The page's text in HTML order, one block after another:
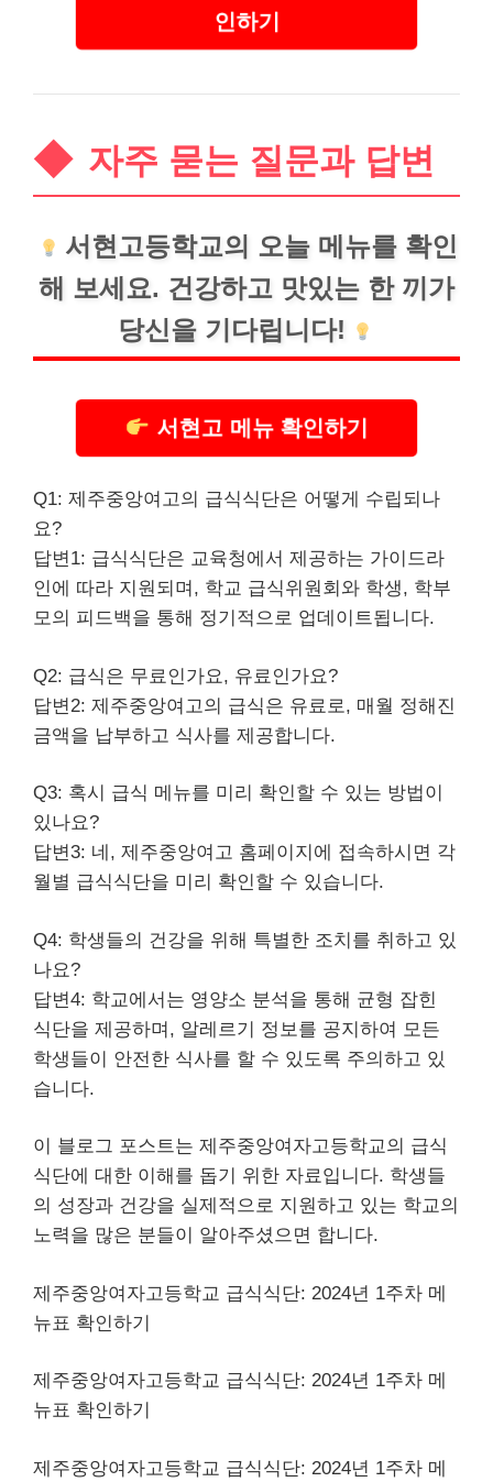
인하기
자주 묻는 질문과 답변
서현고등학교의 오늘 메뉴를 확인
해 보세요. 건강하고 맛있는 한 끼가
당신을 기다립니다!
서현고 메뉴 확인하기
Q1: 제주중앙여고의 급식식단은 어떻게 수립되나
요?
답변1: 급식식단은 교육청에서 제공하는 가이드라
인에 따라 지원되며, 학교 급식위원회와 학생, 학부
모의 피드백을 통해 정기적으로 업데이트됩니다.
Q2: 급식은 무료인가요, 유료인가요?
답변2: 제주중앙여고의 급식은 유료로, 매월 정해진
금액을 납부하고 식사를 제공합니다.
Q3: 혹시 급식 메뉴를 미리 확인할 수 있는 방법이
있나요?
답변3: 네, 제주중앙여고 홈페이지에 접속하시면 각
월별 급식식단을 미리 확인할 수 있습니다.
Q4: 학생들의 건강을 위해 특별한 조치를 취하고 있
나요?
답변4: 학교에서는 영양소 분석을 통해 균형 잡힌
식단을 제공하며, 알레르기 정보를 공지하여 모든
학생들이 안전한 식사를 할 수 있도록 주의하고 있
습니다.
이 블로그 포스트는 제주중앙여자고등학교의 급식
식단에 대한 이해를 돕기 위한 자료입니다. 학생들
의 성장과 건강을 실제적으로 지원하고 있는 학교의
노력을 많은 분들이 알아주셨으면 합니다.
제주중앙여자고등학교 급식식단: 2024년 1주차 메
뉴표 확인하기
제주중앙여자고등학교 급식식단: 2024년 1주차 메
뉴표 확인하기
제주중앙여자고등학교 급식식단: 2024년 1주차 메